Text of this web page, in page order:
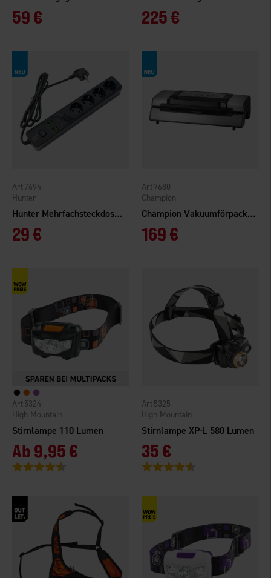
59 € 225 €
Hunter Mehrfachsteckdose Multi
Hunter
7694
29 €
Champion Vakuumförpackare Pro CHVF410
Champion
7680
169 €
Stirnlampe 110 Lumen
High Mountain
5324
Ab9,95 €
Bewertung:
Stirnlampe XP-L 580 Lumen
High Mountain
5325
35 €
Bewertung: